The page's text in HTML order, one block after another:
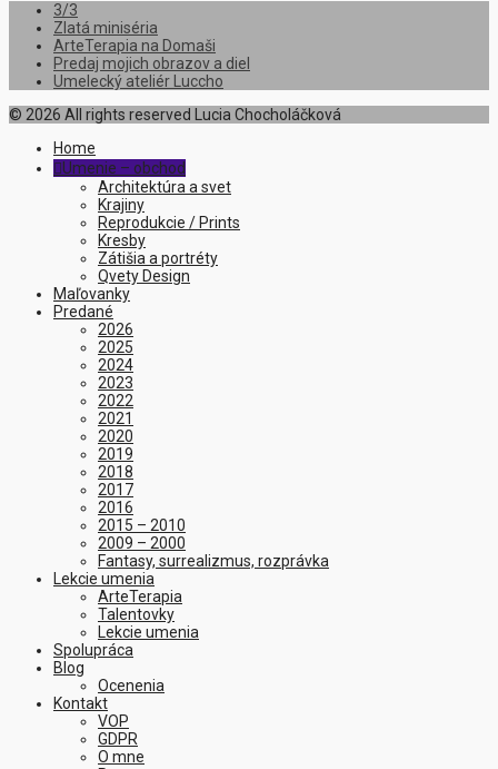
3/3
Zlatá miniséria
ArteTerapia na Domaši
Predaj mojich obrazov a diel
Umelecký ateliér Luccho
© 2026 All rights reserved Lucia Chocholáčková
Home
 Umenie – obchod
Architektúra a svet
Krajiny
Reprodukcie / Prints
Kresby
Zátišia a portréty
Qvety Design
Maľovanky
Predané
2026
2025
2024
2023
2022
2021
2020
2019
2018
2017
2016
2015 – 2010
2009 – 2000
Fantasy, surrealizmus, rozprávka
Lekcie umenia
ArteTerapia
Talentovky
Lekcie umenia
Spolupráca
Blog
Ocenenia
Kontakt
VOP
GDPR
O mne